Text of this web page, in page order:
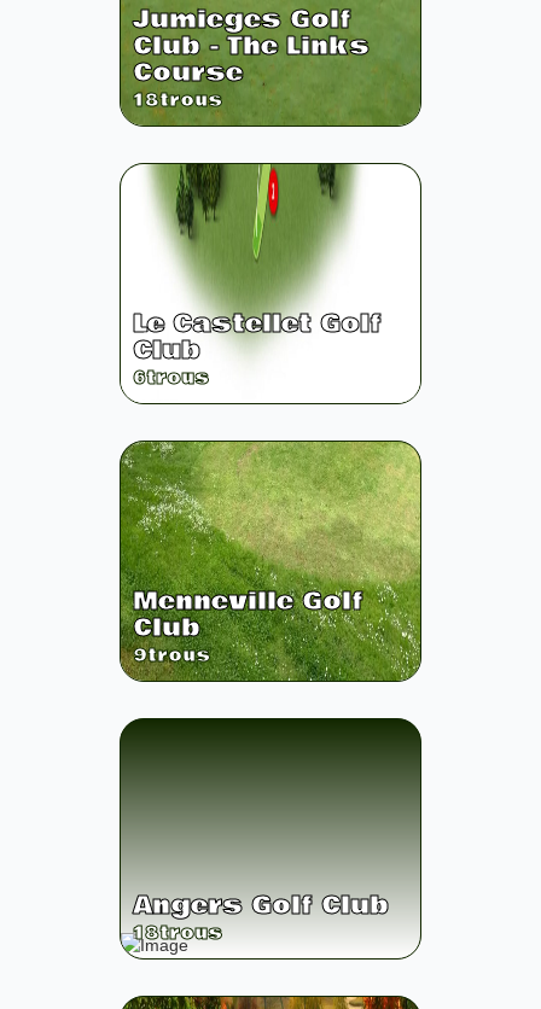
Jumieges Golf
Club - The Links
Course
18trous
Le Castellet Golf
Club
6trous
Menneville Golf
Club
9trous
Angers Golf Club
18trous